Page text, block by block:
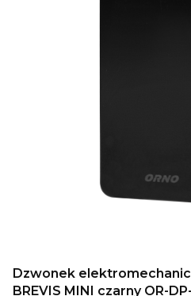
Dzwonek
BREVIS MINI czarny OR-